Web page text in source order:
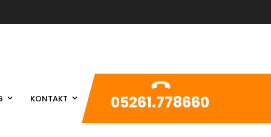
KONTAKT 05261.778660